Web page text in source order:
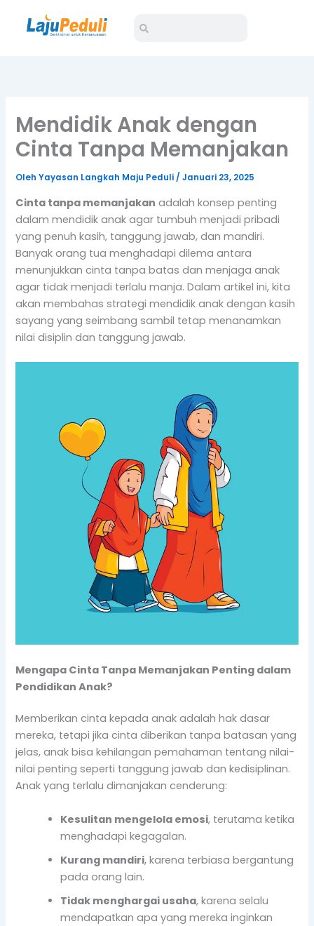
Search
Mendidik Anak dengan
Cinta Tanpa Memanjakan
OlehYayasan Langkah Maju Peduli/Januari 23, 2025
Cinta tanpa memanjakan adalah konsep penting
dalam mendidik anak agar tumbuh menjadi pribadi
yang penuh kasih, tanggung jawab, dan mandiri.
Banyak orang tua menghadapi dilema antara
menunjukkan cinta tanpa batas dan menjaga anak
agar tidak menjadi terlalu manja. Dalam artikel ini, kita
akan membahas strategi mendidik anak dengan kasih
sayang yang seimbang sambil tetap menanamkan
nilai disiplin dan tanggung jawab.
Mengapa Cinta Tanpa Memanjakan Penting dalam
Pendidikan Anak?
Memberikan cinta kepada anak adalah hak dasar
mereka, tetapi jika cinta diberikan tanpa batasan yang
jelas, anak bisa kehilangan pemahaman tentang nilai-
nilai penting seperti tanggung jawab dan kedisiplinan.
Anak yang terlalu dimanjakan cenderung:
Kesulitan mengelola emosi, terutama ketika
menghadapi kegagalan.
Kurang mandiri, karena terbiasa bergantung
pada orang lain.
Tidak menghargai usaha, karena selalu
mendapatkan apa yang mereka inginkan